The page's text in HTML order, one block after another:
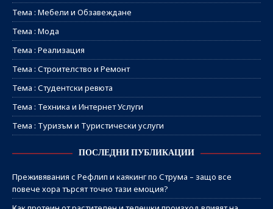
Тема : Мебели и Обзавеждане
Тема : Мода
Тема : Реализация
Тема : Строителство и Ремонт
Тема : Студентски ревюта
Тема : Техника и Интернет Услуги
Тема : Туризъм и Туристически услуги
ПОСЛЕДНИ ПУБЛИКАЦИИ
Преживявания с Рефлип и каякинг по Струма – защо все
повече хора търсят точно тази емоция?